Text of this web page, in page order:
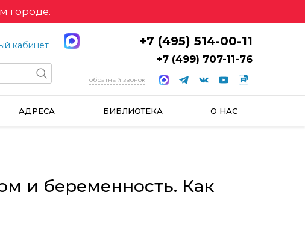
городе.
кабинет +7 (495) 514-00-11
+7 (499) 707-11-76
обратный звонок
АДРЕСА БИБЛИОТЕКА О НАС
и беременность. Как